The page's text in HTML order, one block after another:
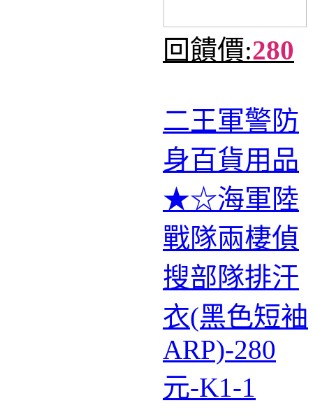
回饋價:280
二王軍警防
身百貨用品
★☆海軍陸
戰隊兩棲偵
搜部隊排汗
衣(黑色短袖
ARP)-280
元-K1-1